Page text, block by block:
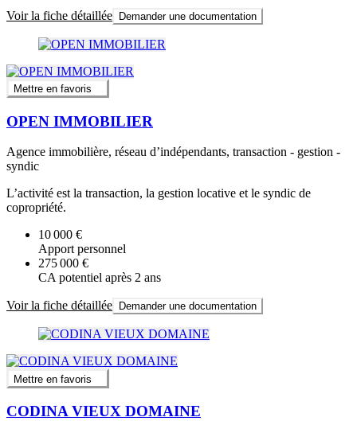
Voir la fiche détaillée Demander une documentation
Mettre en favoris
OPEN IMMOBILIER
Agence immobilière, réseau d’indépendants, transaction - gestion -
syndic
L’activité est la transaction, la gestion locative et le syndic de
copropriété.
10 000 €
Apport personnel
275 000 €
CA potentiel après 2 ans
Voir la fiche détaillée Demander une documentation
Mettre en favoris
CODINA VIEUX DOMAINE